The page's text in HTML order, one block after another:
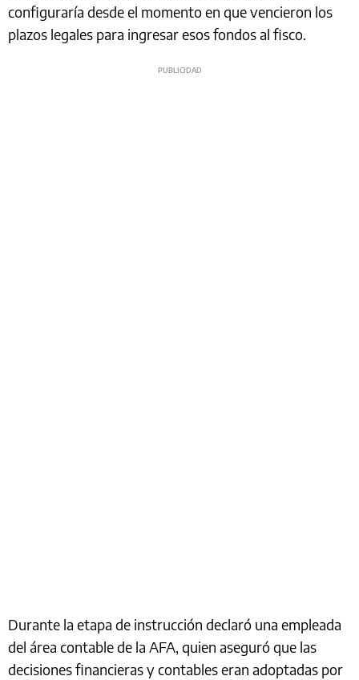
configuraría desde el momento en que vencieron los
plazos legales para ingresar esos fondos al fisco.
Durante la etapa de instrucción declaró una empleada
del área contable de la AFA, quien aseguró que las
decisiones financieras y contables eran adoptadas por